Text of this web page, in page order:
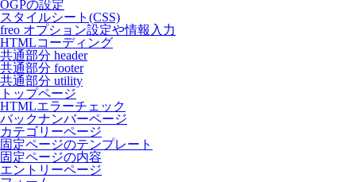
OGPの設定
スタイルシート(CSS)
freo オプション設定や情報入力
HTMLコーディング
共通部分 header
共通部分 footer
共通部分 utility
トップページ
HTMLエラーチェック
バックナンバーページ
カテゴリーページ
固定ページのテンプレート
固定ページの内容
エントリーページ